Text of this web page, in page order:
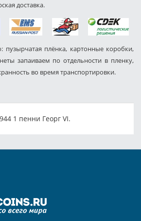
доставка.
пузырчатая плёнка, картонные коробки,
запаиваем по отдельности в пленку,
во время транспортировки.
1 пенни Георг VI.